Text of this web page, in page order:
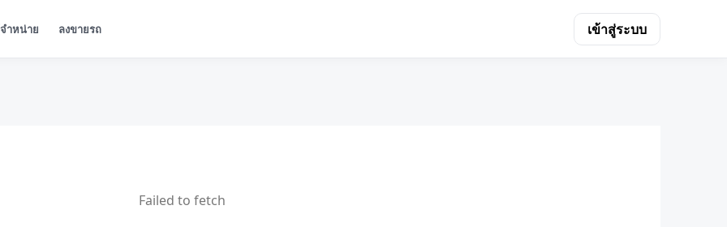
ำหน่าย ลงขายรถ เข้าสู่ระบบ
Failed to fetch